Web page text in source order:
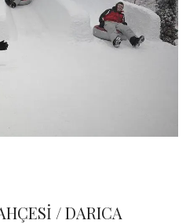
/ DARICA